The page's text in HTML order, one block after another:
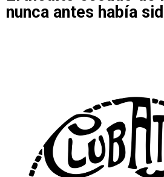
nunca antes había